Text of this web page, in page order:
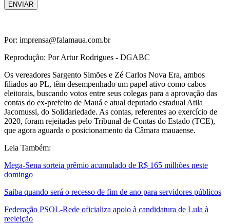
ENVIAR
Por: imprensa@falamaua.com.br
Reprodução: Por Artur Rodrigues - DGABC
Os vereadores Sargento Simões e Zé Carlos Nova Era, ambos
filiados ao PL, têm desempenhado um papel ativo como cabos
eleitorais, buscando votos entre seus colegas para a aprovação das
contas do ex-prefeito de Mauá e atual deputado estadual Atila
Jacomussi, do Solidariedade. As contas, referentes ao exercício de
2020, foram rejeitadas pelo Tribunal de Contas do Estado (TCE),
que agora aguarda o posicionamento da Câmara mauaense.
Leia Também:
Mega-Sena sorteia prêmio acumulado de R$ 165 milhões neste
domingo
Saiba quando será o recesso de fim de ano para servidores públicos
Federação PSOL-Rede oficializa apoio à candidatura de Lula à
reeleição